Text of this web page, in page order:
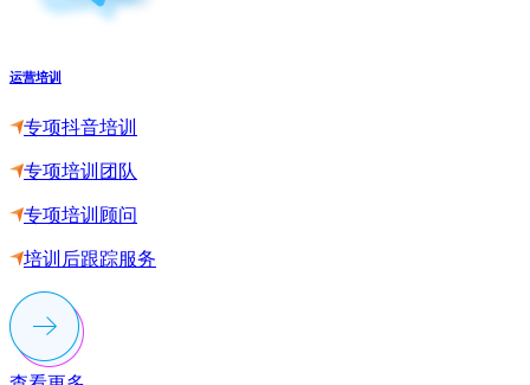
运营培训
专项抖音培训
专项培训团队
专项培训顾问
培训后跟踪服务